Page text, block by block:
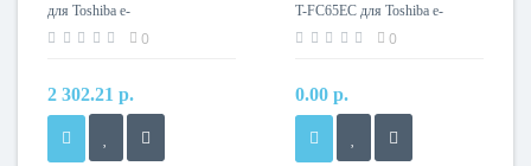
для Toshiba e-
STUDIO2006/2506/2007/2507
0
2 302.21 р.
T-FC65EC для Toshiba e-
STUDIО5540с/6540с/6550с
0
0.00 р.